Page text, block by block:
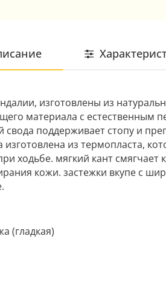
изготовлены из
материала с естественным
поддерживает стопу и
изготовлена из термопласта,
ходьбе. мягкий кант смягчает
кожи. застежки вкупе с
(гладкая)